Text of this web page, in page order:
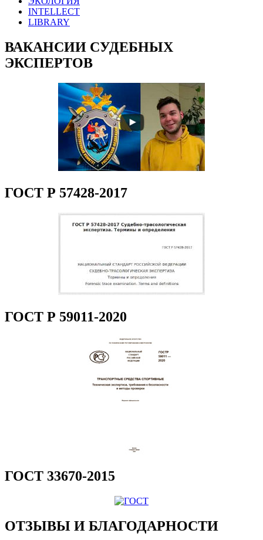
INTELLECT
LIBRARY
ВАКАНСИИ СУДЕБНЫХ
ЭКСПЕРТОВ
ГОСТ Р 57428-2017
ГОСТ Р 59011-2020
ГОСТ 33670-2015
ОТЗЫВЫ И БЛАГОДАРНОСТИ